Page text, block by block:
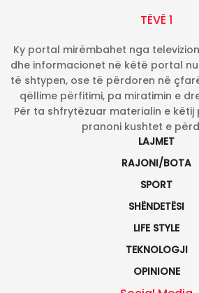
TËVË 1
Ky portal mirëmbahet nga
dhe informacionet në këtë portal
të shtypen, ose të përdoren në
qëllime përfitimi, pa miratimin e
Për ta shfrytëzuar materialin e këtij
pranoni kushtet e
LAJMET
RAJONI/BOTA
SPORT
SHËNDETËSI
LIFE STYLE
TEKNOLOGJI
OPINIONE